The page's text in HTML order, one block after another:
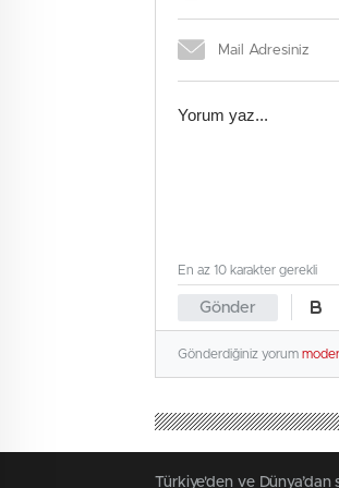
Gönder
En az 10 karakter gerekli
Gönderdiğiniz yorum
Türkiye'den ve